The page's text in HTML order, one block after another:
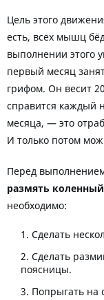
Цель этого
есть, всех мышц
выполнении этого
первый месяц
грифом. Он весит
справится каждый
месяца, — это
И только потом
Перед
размять
необходимо:
Сделать
Сделать
поясницы.
Попрыгать на